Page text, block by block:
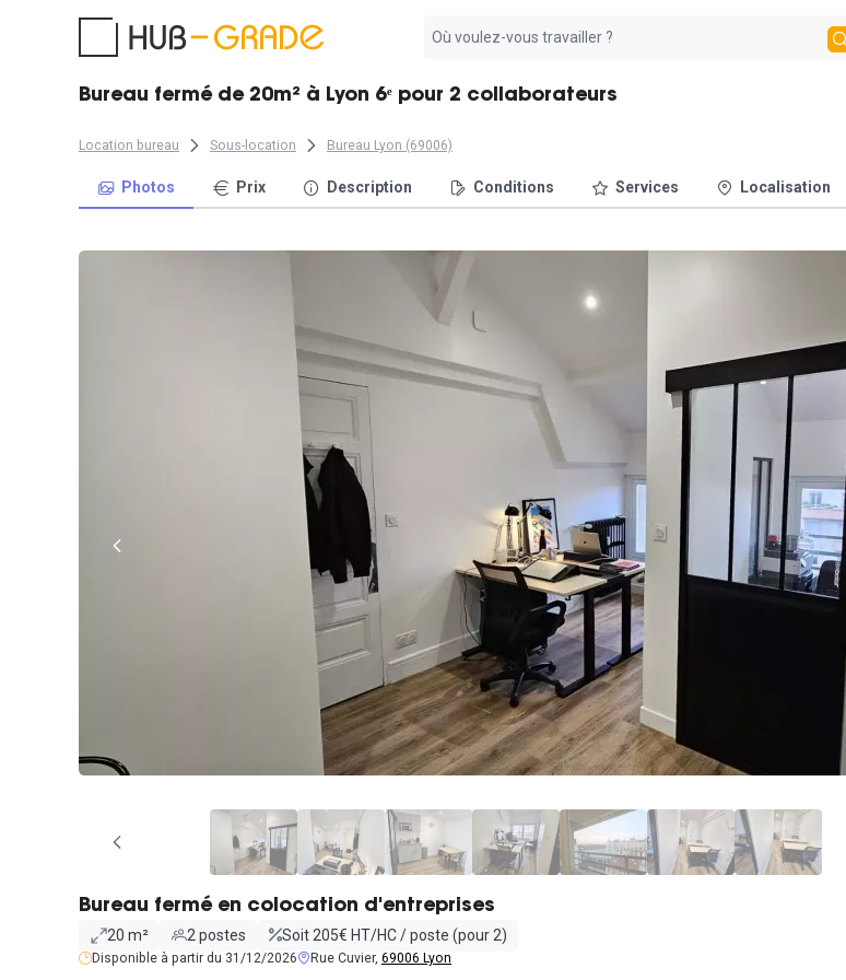
résultat
Bureau fermé de 20m² à Lyon 6ᵉ pour 2 collaborateurs
Location bureau Sous-location Bureau Lyon (69006)
Photos Prix Description Conditions Services Localisation
Bureau fermé en colocation d'entreprises
20 m² 2 postes Soit 205€ HT/HC / poste (pour 2)
Disponible à partir du 31/12/2026 Rue Cuvier, 69006 Lyon